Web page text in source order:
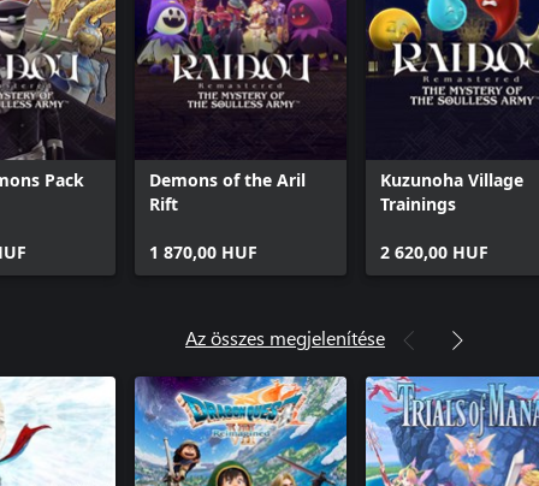
Pack
Demons of the Aril
Rift
1 870,00 HUF
Kuzunoha Village
Trainings
2 620,00 HUF
Az összes megjelenítése